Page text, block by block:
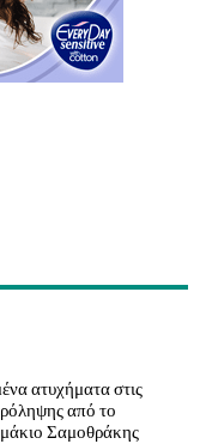
ατυχήματα στις
από το
Σαμοθράκης